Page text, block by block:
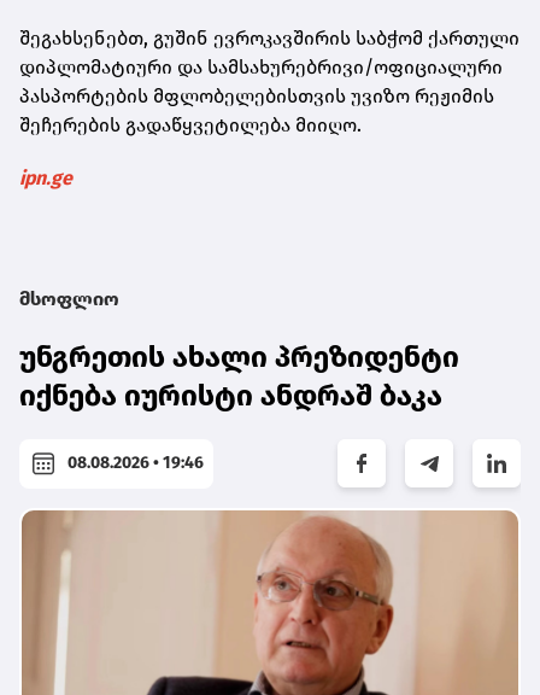
შეგახსენებთ, გუშინ ევროკავშირის საბჭომ ქართული
დიპლომატიური და სამსახურებრივი/ოფიციალური
პასპორტების მფლობელებისთვის უვიზო რეჟიმის
შეჩერების გადაწყვეტილება მიიღო.
ipn.ge
მსოფლიო
უნგრეთის ახალი პრეზიდენტი
იქნება იურისტი ანდრაშ ბაკა
08.08.2026 • 19:46